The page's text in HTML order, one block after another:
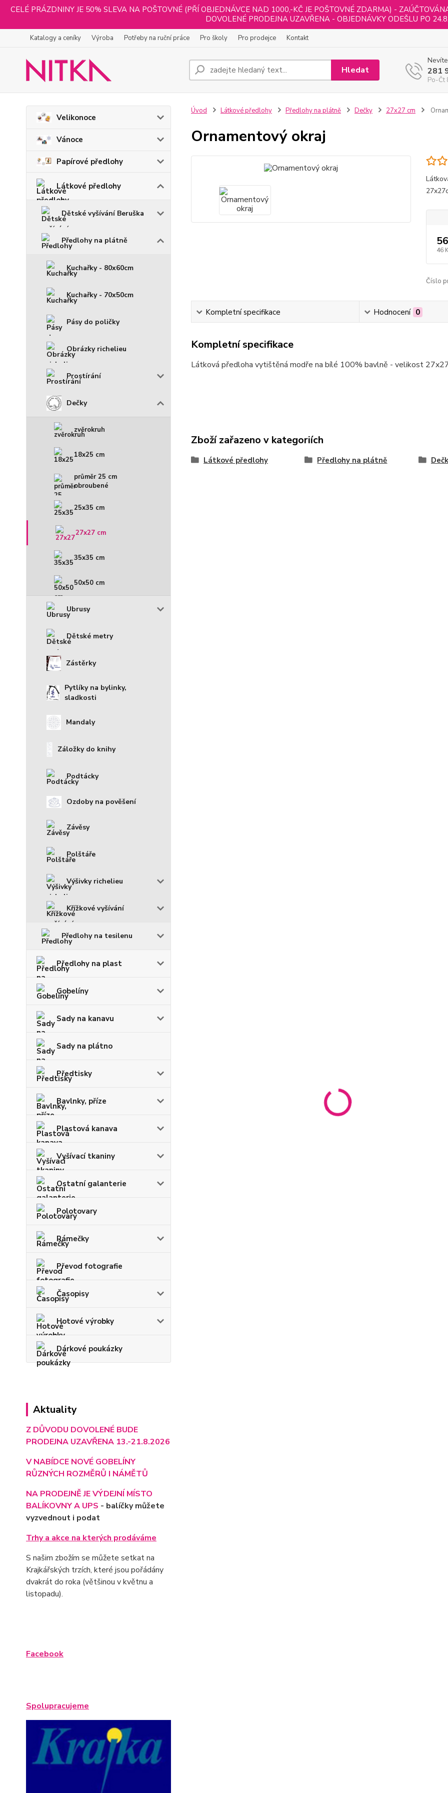
CELÉ PRÁZDNINY JE 50% SLEVA NA POŠTOVNÉ (PŘÍ OBJEDNÁVCE NAD 1000,-KČ JE POŠTOVNÉ ZDARMA) -
DOVOLENÉ PRODEJNA UZAVŘENA - OBJEDNÁVKY ODEŠLU PO
Katalogy a ceníky Výroba Potřeby na ruční práce Pro školy Pro prodejce Kontakt
Hledat 281
Po-Čt
Velikonoce
Vánoce
Papírové předlohy
Látkové předlohy
Dětské vyšívání Beruška
Předlohy na plátně
Kuchařky - 80x60cm
Kuchařky - 70x50cm
Pásy do poličky
Obrázky richelieu
Prostírání
Dečky
zvěrokruh
18x25 cm
průměr 25 cm
obroubené
25x35 cm
27x27 cm
35x35 cm
50x50 cm
Ubrusy
Dětské metry
Zástěrky
Pytlíky na bylinky,
sladkosti
Mandaly
Záložky do knihy
Podtácky
Ozdoby na pověšení
Závěsy
Polštáře
Výšivky richelieu
Křížkové vyšívání
Předlohy na tesilenu
Předlohy na plast
Gobelíny
Sady na kanavu
Sady na plátno
Předtisky
Bavlnky, příze
Plastová kanava
Vyšívací tkaniny
Ostatní galanterie
Polotovary
Rámečky
Převod fotografie
Časopisy
Hotové výrobky
Dárkové poukázky
Aktuality
Z DŮVODU DOVOLENÉ BUDE
PRODEJNA UZAVŘENA 13.-21.8.2026
V NABÍDCE NOVÉ GOBELÍNY
RŮZNÝCH ROZMĚRŮ I NÁMĚTŮ
NA PRODEJNĚ JE VÝDEJNÍ MÍSTO
BALÍKOVNY A UPS - balíčky můžete
vyzvednout i podat
Trhy a akce na kterých prodáváme
S našim zbožím se můžete setkat na
Krajkářských trzích, které jsou pořádány
dvakrát do roka (většinou v květnu a
listopadu).
Facebook
Spolupracujeme
Úvod Látkové předlohy Předlohy na plátně Dečky 27x27 cm
Ornamentový okraj
46
Číslo
Kompletní specifikace Hodnocení 0
Kompletní specifikace
Látková předloha vytištěná modře na bílé 100% bavlně - velikost
Zboží zařazeno v kategoriích
Látkové předlohy Předlohy na plátně